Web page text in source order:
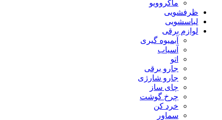
ماکروویو
ظرفشویی
لباسشویی
لوازم برقی
آبمیوه گیری
آسیاب
اتو
جارو برقی
جارو شارژی
چای ساز
چرخ گوشت
خرد کن
سماور